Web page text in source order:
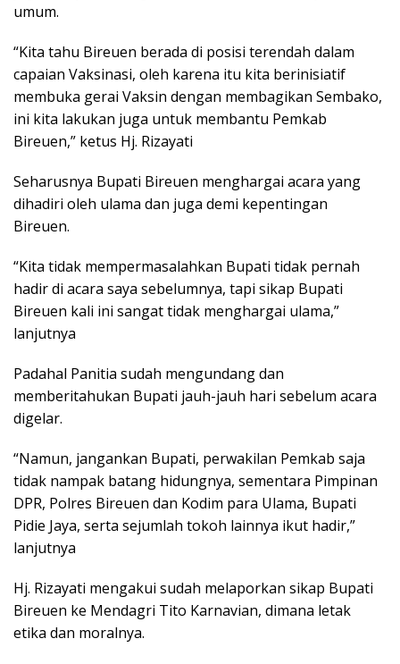
umum.
“Kita tahu Bireuen berada di posisi terendah dalam
capaian Vaksinasi, oleh karena itu kita berinisiatif
membuka gerai Vaksin dengan membagikan Sembako,
ini kita lakukan juga untuk membantu Pemkab
Bireuen,” ketus Hj. Rizayati
Seharusnya Bupati Bireuen menghargai acara yang
dihadiri oleh ulama dan juga demi kepentingan
Bireuen.
“Kita tidak mempermasalahkan Bupati tidak pernah
hadir di acara saya sebelumnya, tapi sikap Bupati
Bireuen kali ini sangat tidak menghargai ulama,”
lanjutnya
Padahal Panitia sudah mengundang dan
memberitahukan Bupati jauh-jauh hari sebelum acara
digelar.
“Namun, jangankan Bupati, perwakilan Pemkab saja
tidak nampak batang hidungnya, sementara Pimpinan
DPR, Polres Bireuen dan Kodim para Ulama, Bupati
Pidie Jaya, serta sejumlah tokoh lainnya ikut hadir,”
lanjutnya
Hj. Rizayati mengakui sudah melaporkan sikap Bupati
Bireuen ke Mendagri Tito Karnavian, dimana letak
etika dan moralnya.